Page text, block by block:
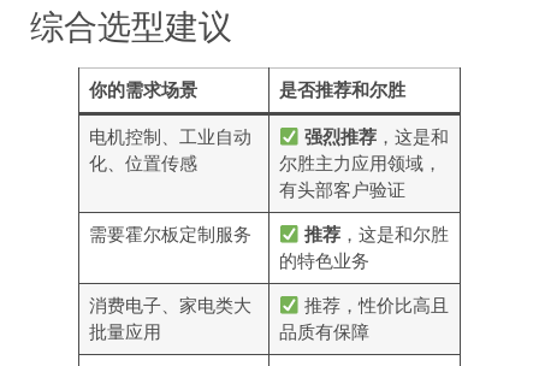
综合选型建议
你的需求场景 是否推荐和尔胜
电机控制、工业自动
化、位置传感
强烈推荐 ，这是和
尔胜主力应用领域，
有头部客户验证
需要霍尔板定制服务 推荐 ，这是和尔胜
的特色业务
消费电子、家电类大
批量应用
推荐，性价比高且
品质有保障